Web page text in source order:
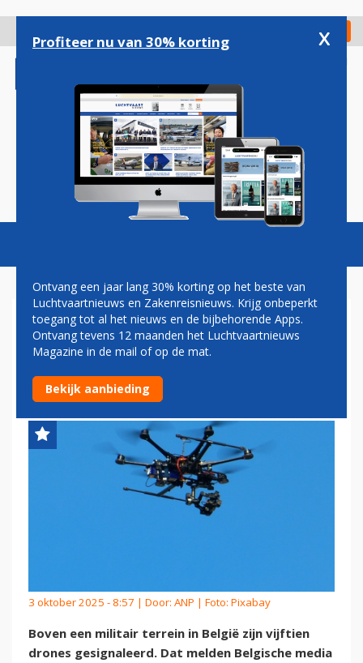
gaan
Check in
Magazine Podcasts Vacatures
VIJFTIEN ONBEKENDE
DRONES GESIGNALEERD BIJ
MILITAIR TERREIN IN BELGIË
3 oktober 2025 - 8:57 | Door: ANP | Foto: Pixabay
Boven een militair terrein in België zijn vijftien
drones gesignaleerd. Dat melden Belgische media
Profiteer nu van 30% korting x
Ontvang een jaar lang 30% korting op het beste van
Luchtvaartnieuws en Zakenreisnieuws. Krijg onbeperkt
toegang tot al het nieuws en de bijbehorende Apps.
Ontvang tevens 12 maanden het Luchtvaartnieuws
Magazine in de mail of op de mat.
Bekijk aanbieding